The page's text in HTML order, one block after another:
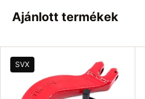
Ajánlott termékek
SVX